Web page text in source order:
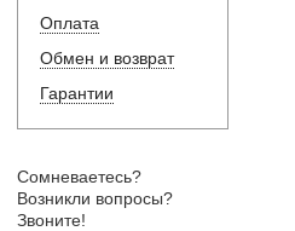
Оплата
Обмен и возврат
Гарантии
Сомневаетесь?
Возникли вопросы?
Звоните!